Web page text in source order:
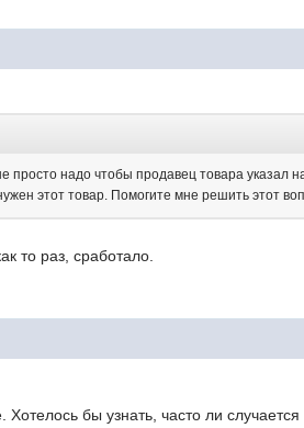
просто надо чтобы продавец товара указал
этот товар. Помогите мне решить этот
то раз, сработало.
бы узнать, часто ли